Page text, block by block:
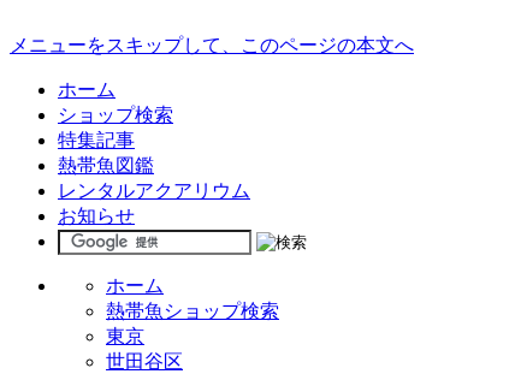
メニューをスキップして、このページの本文へ
ホーム
ショップ検索
特集記事
熱帯魚図鑑
レンタルアクアリウム
お知らせ
ホーム
熱帯魚ショップ検索
東京
世田谷区